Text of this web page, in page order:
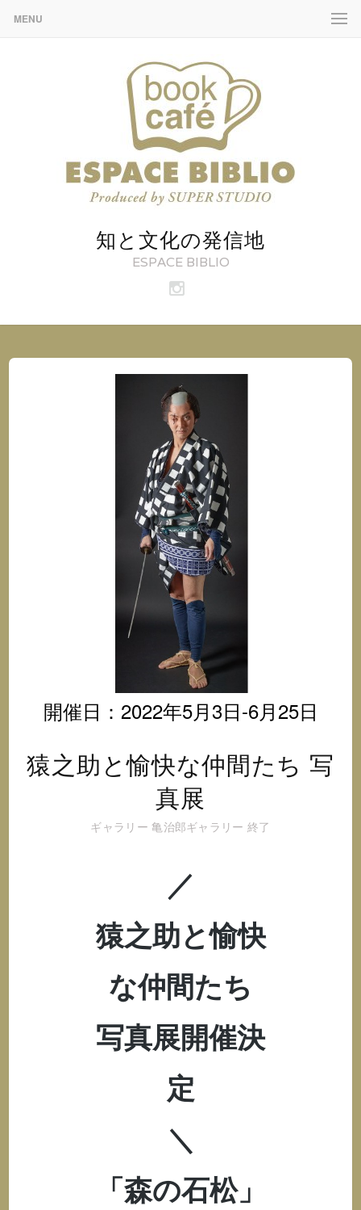
MENU
知と文化の発信地
ESPACE BIBLIO
ブ
オ
@
イ
ン
ス
タ
グ
ラ
ム
開催日：2022年5月3日-6月25日
猿之助と愉快な仲間たち 写
真展
ギャラリー 亀治郎ギャラリー 終了
／
猿之助と愉快
な仲間たち
写真展開催決
定
＼
「森の石松」